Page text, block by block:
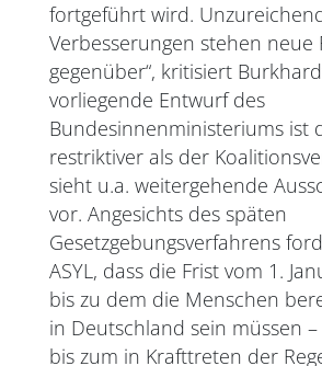
fortgeführt wird.
Verbesserungen stehen neue
gegenüber“, kritisiert
vorliegende Entwurf des
Bundesinnenministeriums ist
restriktiver als der
sieht u.a. weitergehende
vor. Angesichts des späten
Gesetzgebungsverfahrens
ASYL, dass die Frist vom 1.
bis zu dem die Menschen
in Deutschland sein müssen
bis zum in Krafttreten der